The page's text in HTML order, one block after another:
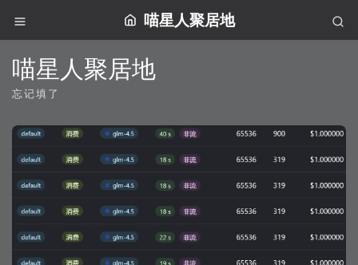
喵星人聚居地
喵星人聚居地
忘记填了